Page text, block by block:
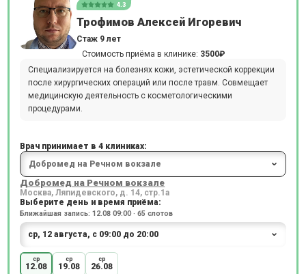
4.3
Трофимов Алексей Игоревич
Стаж 9 лет
Стоимость приёма в клинике: 3500₽
Специализируется на болезнях кожи, эстетической коррекции
после хирургических операций или после травм. Совмещает
медицинскую деятельность с косметологическими
процедурами.
Врач принимает в 4 клиниках:
Добромед на Речном вокзале
Москва, Ляпидевского, д. 14, стр.1а
Выберите день и время приёма:
Ближайшая запись: 12.08 09:00 · 65 слотов
ср
12.08
ср
19.08
ср
26.08